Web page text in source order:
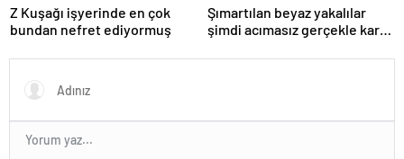
Z Kuşağı işyerinde en çok
bundan nefret ediyormuş
Şımartılan beyaz yakalılar
şimdi acımasız gerçekle karşı